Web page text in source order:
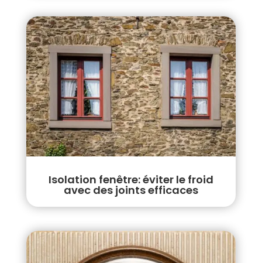
Isolation fenêtre: éviter le froid
avec des joints efficaces